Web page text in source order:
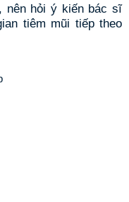
nên hỏi ý kiến bác sĩ
tiêm mũi tiếp theo